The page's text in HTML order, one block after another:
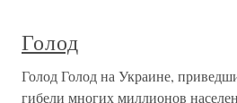
Голод
Голод Голод на Украине,
гибели многих миллионов